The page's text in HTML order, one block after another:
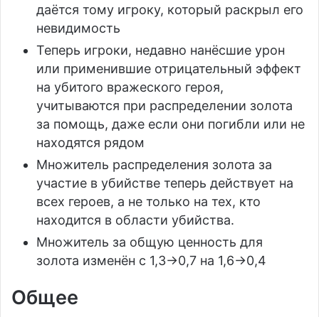
даётся тому игроку, который раскрыл его
невидимость
Теперь игроки, недавно нанёсшие урон
или применившие отрицательный эффект
на убитого вражеского героя,
учитываются при распределении золота
за помощь, даже если они погибли или не
находятся рядом
Множитель распределения золота за
участие в убийстве теперь действует на
всех героев, а не только на тех, кто
находится в области убийства.
Множитель за общую ценность для
золота изменён с 1,3->0,7 на 1,6->0,4
Общее